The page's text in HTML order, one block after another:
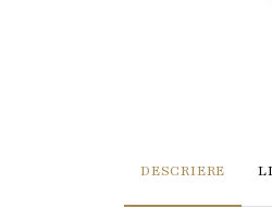
DESCRIERE